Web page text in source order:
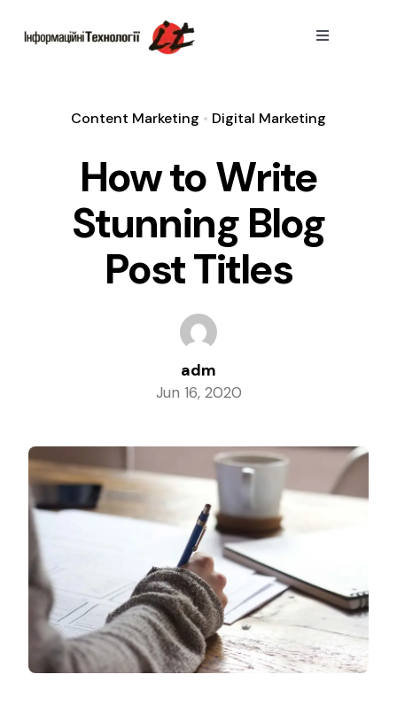
Toggle
Content Marketing • Digital Marketing
How to Write
Stunning Blog
Post Titles
adm
Jun 16, 2020